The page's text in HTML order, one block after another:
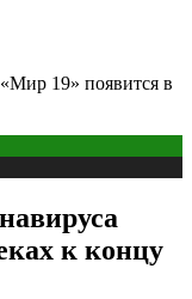
19» появится в
к концу